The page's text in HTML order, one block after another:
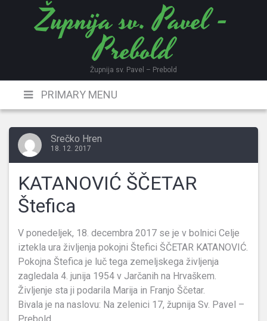
Župnija sv. Pavel -
Prebold
Župnija sv. Pavel – Prebold
PRIMARY MENU
Srečko Hren
18. 12. 2017
KATANOVIĆ ŠČETAR
Štefica
V ponedeljek, 18. decembra 2017 se je v bolnici Celje
iztekla ura življenja pokojni Štefici ŠČETAR KATANOVIĆ.
Pokojna Štefica je luč tega zemeljskega življenja
zagledala 4. junija 1954 v Jarčanih na Hrvaškem.
Življenje sta ji podarila Marija in Franjo Ščetar.
Bivala je na naslovu: Na zelenici 17, župnija Sv. Pavel –